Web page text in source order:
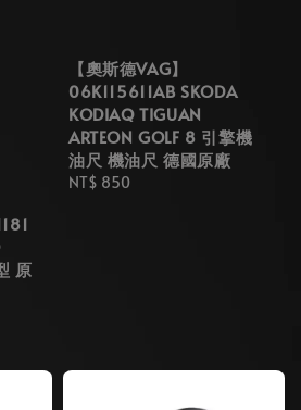
原
【奧斯德VAG】
06K115611AB SKODA
KODIAQ TIGUAN
ARTEON GOLF 8 引擎機
油尺 機油尺 德國原廠
Regular
NT$ 850